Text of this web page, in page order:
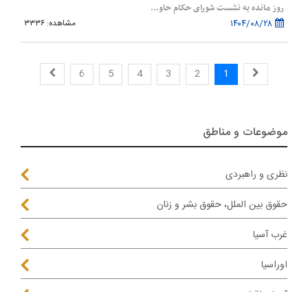
روز مانده به نشست شورای حکام حاو...
مشاهده: ۳۳۳۶
1
2
3
4
5
6
موضوعات و مناطق
نظری و راهبردی
حقوق بین الملل، حقوق بشر و زنان
غرب آسیا
اوراسیا